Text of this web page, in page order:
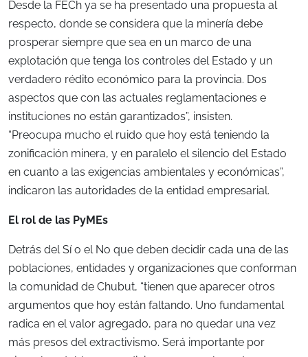
Desde la FECh ya se ha presentado una propuesta al
respecto, donde se considera que la minería debe
prosperar siempre que sea en un marco de una
explotación que tenga los controles del Estado y un
verdadero rédito económico para la provincia. Dos
aspectos que con las actuales reglamentaciones e
instituciones no están garantizados”, insisten.
“Preocupa mucho el ruido que hoy está teniendo la
zonificación minera, y en paralelo el silencio del Estado
en cuanto a las exigencias ambientales y económicas”,
indicaron las autoridades de la entidad empresarial.
El rol de las PyMEs
Detrás del Sí o el No que deben decidir cada una de las
poblaciones, entidades y organizaciones que conforman
la comunidad de Chubut, “tienen que aparecer otros
argumentos que hoy están faltando. Uno fundamental
radica en el valor agregado, para no quedar una vez
más presos del extractivismo. Será importante por